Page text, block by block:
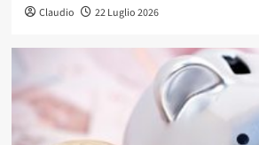
Claudio 22 Luglio 2026